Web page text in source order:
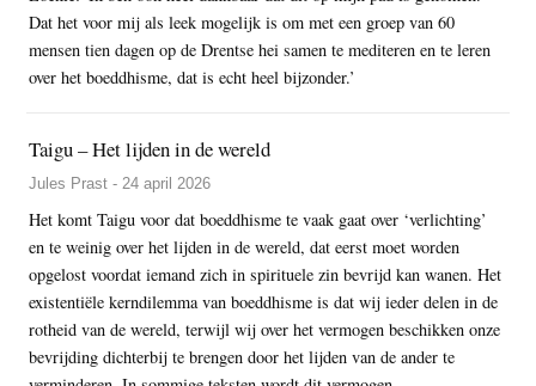
Dat het voor mij als leek mogelijk is om met een groep van 60
mensen tien dagen op de Drentse hei samen te mediteren en te leren
over het boeddhisme, dat is echt heel bijzonder.’
Taigu – Het lijden in de wereld
Jules Prast - 24 april 2026
Het komt Taigu voor dat boeddhisme te vaak gaat over ‘verlichting’
en te weinig over het lijden in de wereld, dat eerst moet worden
opgelost voordat iemand zich in spirituele zin bevrijd kan wanen. Het
existentiële kerndilemma van boeddhisme is dat wij ieder delen in de
rotheid van de wereld, terwijl wij over het vermogen beschikken onze
bevrijding dichterbij te brengen door het lijden van de ander te